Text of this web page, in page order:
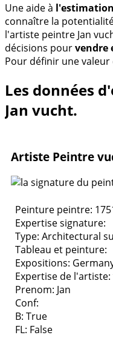
Une aide à
connaître la
l'artiste peintre Jan
décisions pourvendre
Pour définir une valeur
Les données
Jan vucht.
Artiste Peintre
Peinture peintre:
Expertise signature:
Type: Architectural
Tableau et peinture:
Expositions:
Expertise de
Prenom: Jan
Conf:
B: True
FL: False